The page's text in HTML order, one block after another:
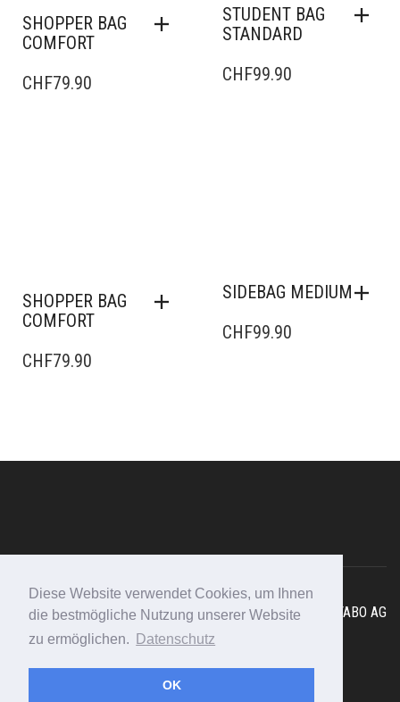
Diese Website verwendet Cookies, um Ihnen
die bestmögliche Nutzung unserer Website
zu ermöglichen.
Datenschutz
OK
SHOPPER BAG
COMFORT
CHF79.90
STUDENT BAG
STANDARD
CHF99.90
SHOPPER BAG
COMFORT
CHF79.90
SIDEBAG MEDIUM
CHF99.90
Copyright © 2025 - Swissmountain IWebdesign Schweiz
FABO AG
F.A.QIImpressumI Datenschutz
Rufen Sie an: 079 450 10 47